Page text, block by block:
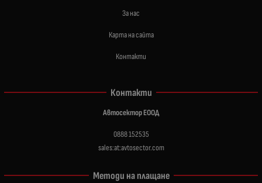
За нас
Карта на сайта
Контакти
Контакти
Автосектор ЕООД
0888 152535
sales:at:avtosector.com
Методи на плащане